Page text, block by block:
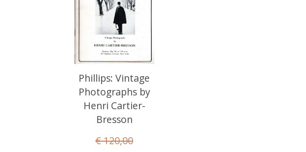
Phillips: Vintage
Photographs by
Henri Cartier-
Bresson
€ 120,00